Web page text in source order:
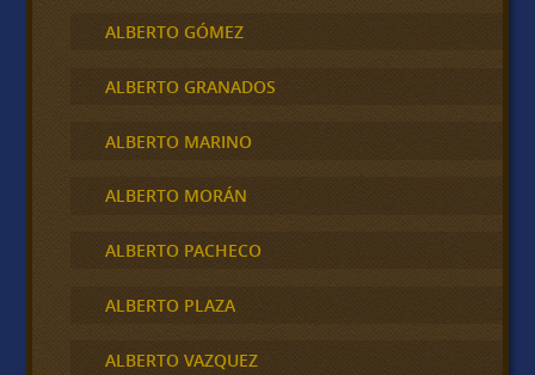
ALBERTO GÓMEZ
ALBERTO GRANADOS
ALBERTO MARINO
ALBERTO MORÁN
ALBERTO PACHECO
ALBERTO PLAZA
ALBERTO VAZQUEZ